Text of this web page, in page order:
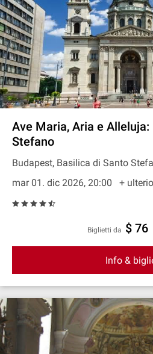
Ave Maria, Aria e
Stefano
Budapest, Basilica di Santo
mar 01. dic 2026, 20:00
+
Biglietti da $ 76
Info &